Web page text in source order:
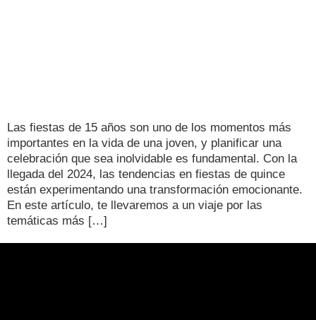
Las fiestas de 15 años son uno de los momentos más
importantes en la vida de una joven, y planificar una
celebración que sea inolvidable es fundamental. Con la
llegada del 2024, las tendencias en fiestas de quince
están experimentando una transformación emocionante.
En este artículo, te llevaremos a un viaje por las
temáticas más […]